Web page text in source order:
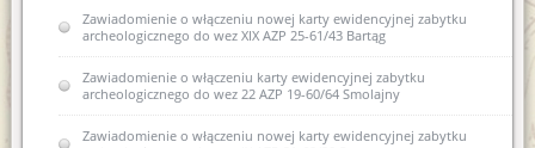
Zawiadomienie o włączeniu nowej karty ewidencyjnej zabytku
archeologicznego do wez XIX AZP 25-61/43 Bartąg
Zawiadomienie o włączeniu karty ewidencyjnej zabytku
archeologicznego do wez 22 AZP 19-60/64 Smolajny
Zawiadomienie o włączeniu nowej karty ewidencyjnej zabytku